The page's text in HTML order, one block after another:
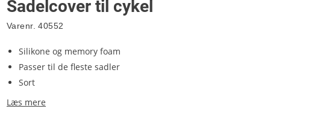
Sadelcover til cykel
Varenr. 40552
Silikone og memory foam
Passer til de fleste sadler
Sort
Læs mere